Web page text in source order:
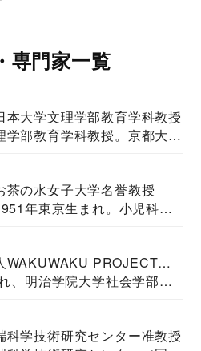
専門家一覧
本大学文理学部教育学科教授
学部教育学科教授。京都大学
茶の水女子大学名誉教授
年東京生まれ。小児科
WAKUWAKU PROJECT
言語聴覚士・社会福祉士
、明治学院大学社会学部福
科学技術研究センター准教授